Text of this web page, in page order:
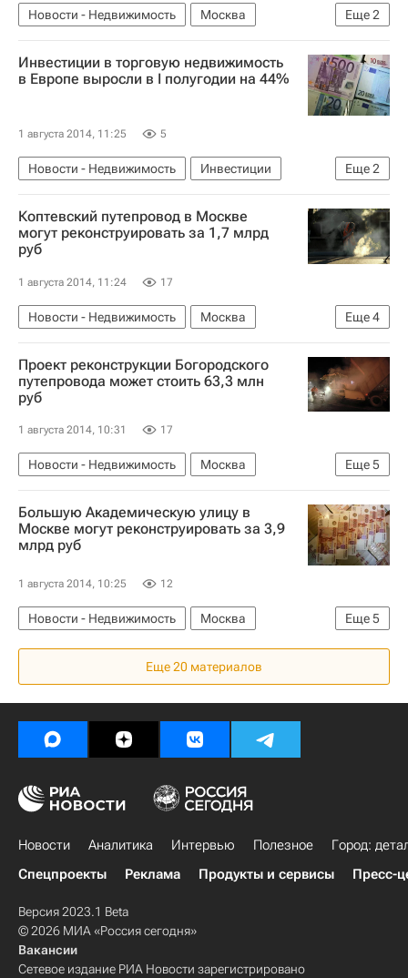
Еще2
Новости - Недвижимость
Москва
Госзакупки
Россия
Инвестиции в торговую недвижимость
в Европе выросли в I полугодии на 44%
1 августа 2014, 11:25 5
Еще2
Новости - Недвижимость
Инвестиции
Коммерческая недвижимость
Европа
Коптевский путепровод в Москве
могут реконструировать за 1,7 млрд
руб
1 августа 2014, 11:24 17
Еще4
Новости - Недвижимость
Москва
Реконструкция
Дороги
Инфраструктура
Россия
Проект реконструкции Богородского
путепровода может стоить 63,3 млн
руб
1 августа 2014, 10:31 17
Еще5
Новости - Недвижимость
Москва
Реконструкция
Дороги
Инфраструктура
Госзакупки
Россия
Большую Академическую улицу в
Москве могут реконструировать за 3,9
млрд руб
1 августа 2014, 10:25 12
Еще5
Новости - Недвижимость
Москва
Реконструкция
Дороги
Госзакупки
Россия
Еще 20 материалов
Новости Аналитика Интервью Полезное
Город:
Спецпроекты
Реклама Продукты и сервисы Пресс-
Версия 2023.1 Beta
© 2026 МИА «Россия сегодня»
Вакансии
Сетевое издание РИА Новости зарегистрировано